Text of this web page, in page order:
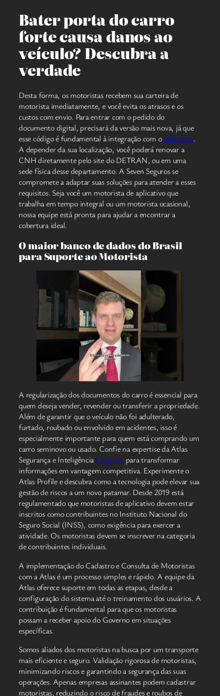
Bater porta do carro
forte causa danos ao
veículo? Descubra a
verdade
Desta forma, os motoristas recebem sua carteira de
motorista imediatamente, e você evita os atrasos e os
custos com envio. Para entrar com o pedido do
documento digital, precisará da versão mais nova, já que
esse código é fundamental à integração com oaplicativo.
A depender da sua localização, você poderá renovar a
CNH diretamente pelo site do DETRAN, ou em uma
sede física desse departamento. A Seven Seguros se
compromete a adaptar suas soluções para atender a esses
requisitos. Seja você um motorista de aplicativo que
trabalha em tempo integral ou um motorista ocasional,
nossa equipe está pronta para ajudar a encontrar a
cobertura ideal.
O maior banco de dados do Brasil
para Suporte ao Motorista
A regularização dos documentos do carro é essencial para
quem deseja vender, revender ou transferir a propriedade.
Além de garantir que o veículo não foi adulterado,
furtado, roubado ou envolvido em acidentes, isso é
especialmente importante para quem está comprando um
carro seminovo ou usado. Confie na expertise da Atlas
Segurança e Inteligência Logísticapara transformar
informações em vantagem competitiva. Experimente o
Atlas Profile e descubra como a tecnologia pode elevar sua
gestão de riscos a um novo patamar. Desde 2019 está
regulamentado que motoristas de aplicativo devem estar
inscritos como contribuintes no Instituto Nacional do
Seguro Social (INSS), como exigência para exercer a
atividade. Os motoristas devem se inscrever na categoria
de contribuintes individuais.
A implementação do Cadastro e Consulta de Motoristas
com a Atlas é um processo simples e rápido. A equipe da
Atlas oferece suporte em todas as etapas, desde a
configuração do sistema até o treinamento dos usuários. A
contribuição é fundamental para que os motoristas
possam a receber apoio do Governo em situações
específicas.
Somos aliados dos motoristas na busca por um transporte
mais eficiente e seguro. Validação rigorosa de motoristas,
minimizando riscos e garantindo a segurança das suas
operações. Apenas empresas assinantes podem cadastrar
motoristas, reduzindo o risco de fraudes e roubos de